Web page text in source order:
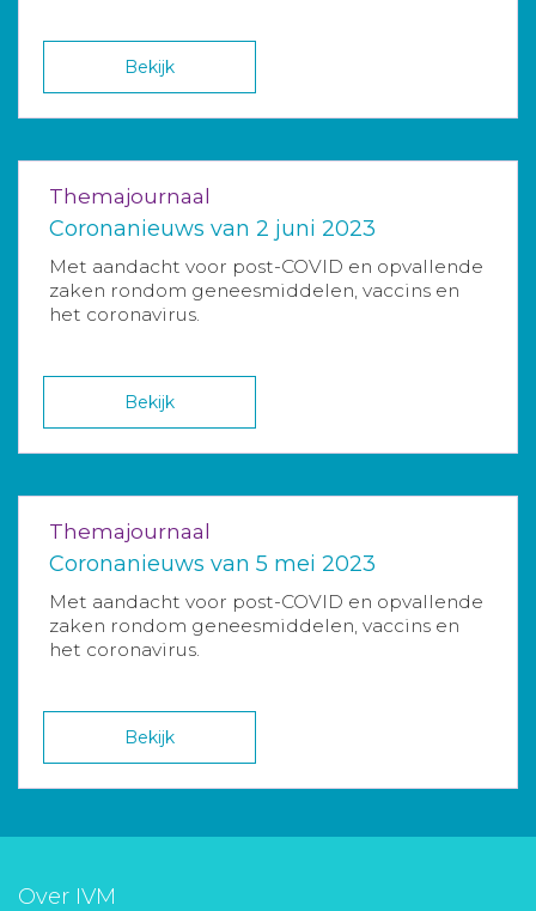
Bekijk
Themajournaal
Coronanieuws van 2 juni 2023
Met aandacht voor post-COVID en opvallende
zaken rondom geneesmiddelen, vaccins en
het coronavirus.
Bekijk
Themajournaal
Coronanieuws van 5 mei 2023
Met aandacht voor post-COVID en opvallende
zaken rondom geneesmiddelen, vaccins en
het coronavirus.
Bekijk
Over IVM